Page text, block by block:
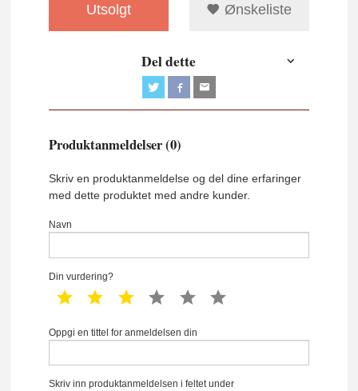
Utsolgt Ønskeliste
Del dette
Produktanmeldelser (0)
Skriv en produktanmeldelse og del dine erfaringer
med dette produktet med andre kunder.
Navn
Din vurdering?
1 star 2 star 3 star 4 star 5 star
Oppgi en tittel for anmeldelsen din
Skriv inn produktanmeldelsen i feltet under